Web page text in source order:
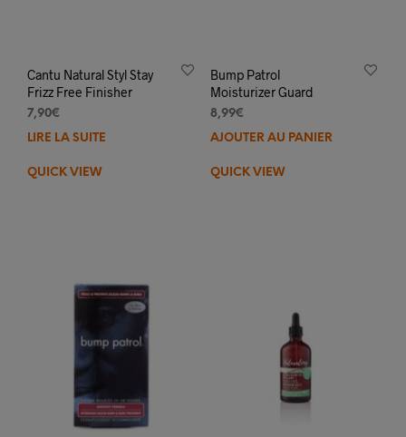
Cantu Natural Styl Stay
Frizz Free Finisher
7,90€
LIRE LA SUITE
QUICK VIEW
Bump Patrol
Moisturizer Guard
8,99€
AJOUTER AU PANIER
QUICK VIEW